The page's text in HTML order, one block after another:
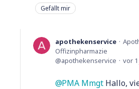
Gefällt mir
apothekenservice
Offizinpharmazie
apothekenservice
vor 1
PMA Mmgt Hallo,